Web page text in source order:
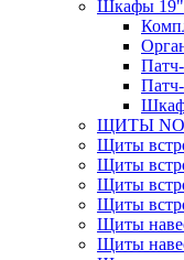
Шкафы 19"
ЩИТЫ
Щиты
Щиты
Щиты
Щиты
Щиты
Щиты